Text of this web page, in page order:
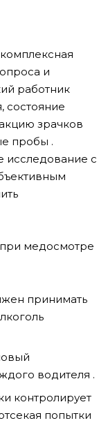
и
работник
состояние
зрачков
пробы .
исследование с
медосмотре
принимать
водителя .
контролирует
попытки